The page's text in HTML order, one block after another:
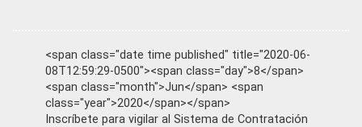
<span class="date time published" title="2020-06-
08T12:59:29-0500"><span class="day">8</span>
<span class="month">Jun</span> <span
class="year">2020</span></span>
Inscríbete para vigilar al Sistema de Contratación